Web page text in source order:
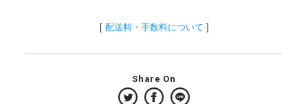
[ 配送料・手数料について ]
Share On